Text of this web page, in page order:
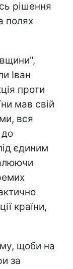
рішення
полях
Іван
проти
мав свій
вся
до
єдиним
країни,
щоби на
за